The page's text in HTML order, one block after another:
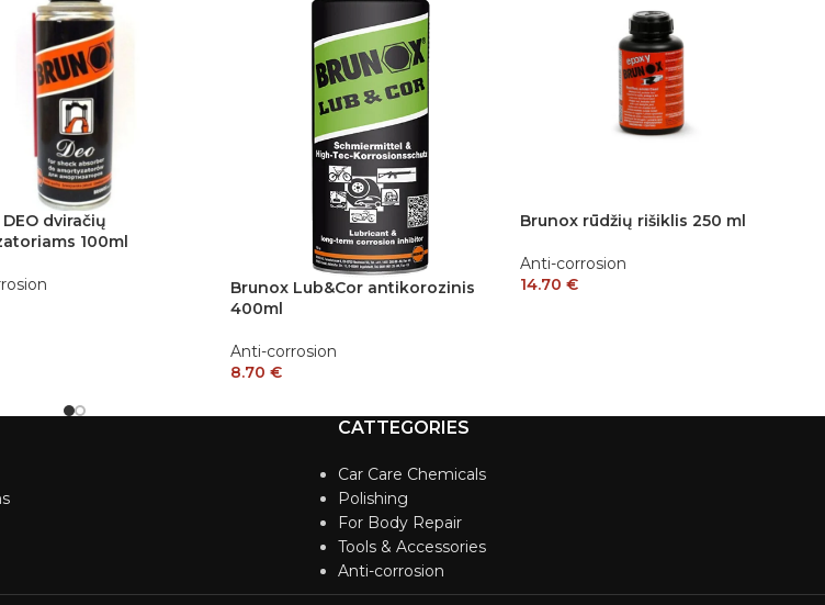
dviračių
100ml
Brunox Lub&Cor antikorozinis
400ml
Anti-corrosion
8.70 €
Brunox rūdžių rišiklis 250 ml
Anti-corrosion
14.70 €
CATTEGORIES
Car Care Chemicals
Polishing
For Body Repair
Tools & Accessories
Anti-corrosion